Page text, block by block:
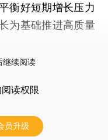
衡好短期增长压力
为基础推进高质量
继续阅读
读权限
员升级